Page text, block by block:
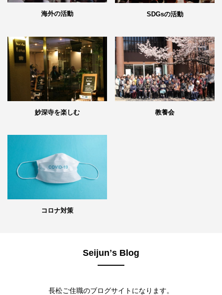
海外の活動 SDGsの活動
妙深寺を楽しむ 教養会
コロナ対策
Seijunʼs Blog
長松ご住職のブログサイトになります。